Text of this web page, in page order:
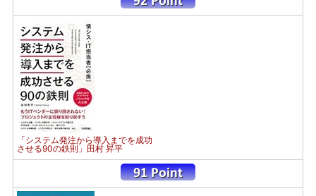
「システム発注から導入までを成功
させる90の鉄則」田村 昇平